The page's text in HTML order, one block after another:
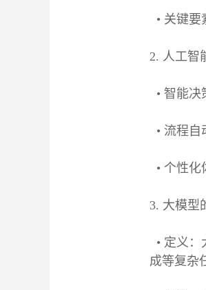
• 关键
2. 人工智
• 智能
• 流程
• 个性
3. 大模型
• 定义
成等复杂